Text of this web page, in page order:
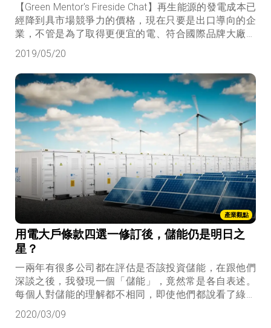
【Green Mentor's Fireside Chat】再生能源的發電成本已
經降到具市場競爭力的價格，現在只要是出口導向的企
業，不管是為了取得更便宜的電、符合國際品牌大廠的
購綠電，我們現在需要的是如何把這5%包裝起來，讓企
業合法得到綠電憑證而已。
2019/05/20
產業觀點
用電大戶條款四選一修訂後，儲能仍是明日之
星？
一兩年有很多公司都在評估是否該投資儲能，在跟他們
深談之後，我發現一個「儲能」，竟然常是各自表述。
每個人對儲能的理解都不相同，即使他們都說看了綠學
院的文章，知道我們曾經打過一個比喻，說電池管理系
統就是軍隊的命令系統，每個電池就像是軍中的單兵，
2020/03/09